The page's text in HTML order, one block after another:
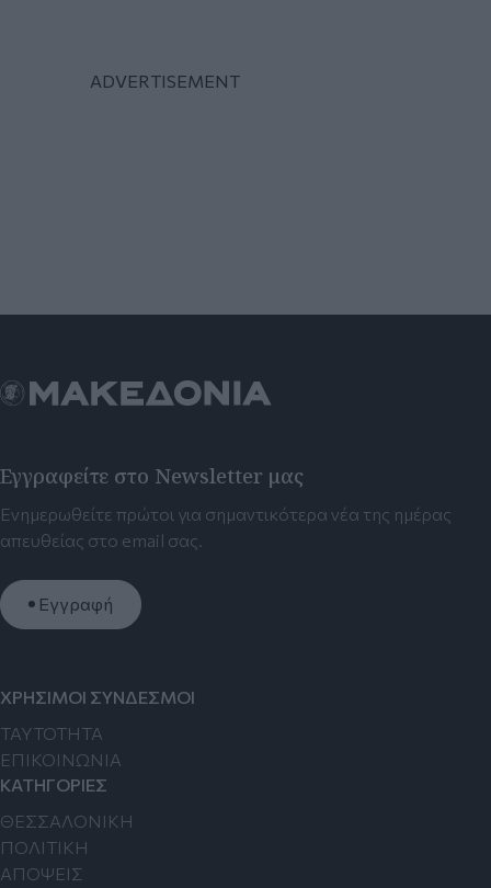
Εγγραφείτε στο Newsletter μας
Ενημερωθείτε πρώτοι για σημαντικότερα νέα της ημέρας
απευθείας στο email σας.
Εγγραφή
ΧΡΗΣΙΜΟΙ ΣΥΝΔΕΣΜΟΙ
TAYTOTHTA
ΕΠΙΚΟΙΝΩΝΙΑ
ΚΑΤΗΓΟΡΙΕΣ
ΘΕΣΣΑΛΟΝΙΚΗ
ΠΟΛΙΤΙΚΗ
ΑΠΟΨΕΙΣ